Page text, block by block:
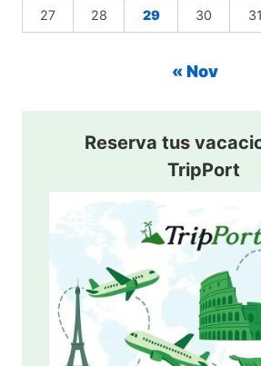
27 28 29 30 31
« Nov
Reserva tus
TripPort